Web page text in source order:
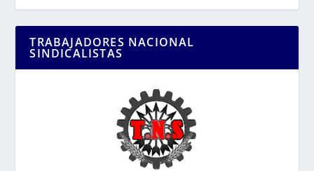
TRABAJADORES NACIONAL
SINDICALISTAS